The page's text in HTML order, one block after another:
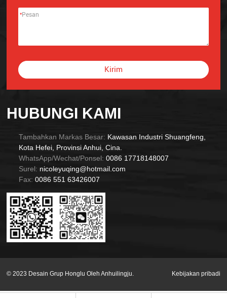
HUBUNGI KAMI
Tambahkan Markas Besar: Kawasan Industri Shuangfeng,
Kota Hefei, Provinsi Anhui, Cina.
WhatsApp/Wechat/Ponsel: 0086 17718148007
Surel: nicoleyuqing@hotmail.com
Fax: 0086 551 63426007
*
Kirim
© 2023 Desain Grup Honglu Oleh Anhuilingju. Kebijakan pribadi